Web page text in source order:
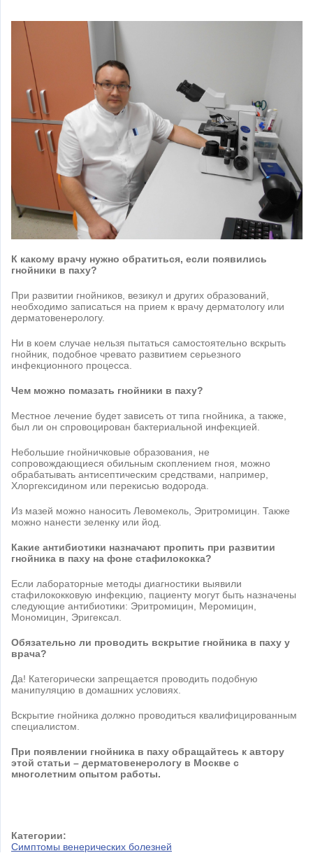
К какому врачу нужно обратиться, если появились
гнойники в паху?
При развитии гнойников, везикул и других образований,
необходимо записаться на прием к врачу дерматологу или
дерматовенерологу.
Ни в коем случае нельзя пытаться самостоятельно вскрыть
гнойник, подобное чревато развитием серьезного
инфекционного процесса.
Чем можно помазать гнойники в паху?
Местное лечение будет зависеть от типа гнойника, а также,
был ли он спровоцирован бактериальной инфекцией.
Небольшие гнойничковые образования, не
сопровождающиеся обильным скоплением гноя, можно
обрабатывать антисептическим средствами, например,
Хлоргексидином или перекисью водорода.
Из мазей можно наносить Левомеколь, Эритромицин. Также
можно нанести зеленку или йод.
Какие антибиотики назначают пропить при развитии
гнойника в паху на фоне стафилококка?
Если лабораторные методы диагностики выявили
стафилококковую инфекцию, пациенту могут быть назначены
следующие антибиотики: Эритромицин, Меромицин,
Мономицин, Эригексал.
Обязательно ли проводить вскрытие гнойника в паху у
врача?
Да! Категорически запрещается проводить подобную
манипуляцию в домашних условиях.
Вскрытие гнойника должно проводиться квалифицированным
специалистом.
При появлении гнойника в паху обращайтесь к автору
этой статьи – дерматовенерологу в Москве с
многолетним опытом работы.
Категории:
Симптомы венерических болезней